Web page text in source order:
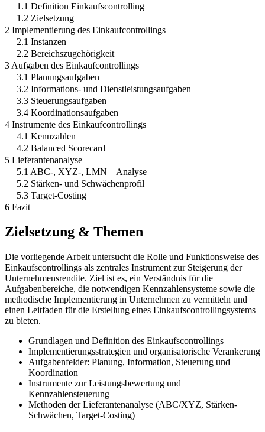
1.1 Definition Einkaufscontrolling
1.2 Zielsetzung
2 Implementierung des Einkaufcontrollings
2.1 Instanzen
2.2 Bereichszugehörigkeit
3 Aufgaben des Einkaufcontrollings
3.1 Planungsaufgaben
3.2 Informations- und Dienstleistungsaufgaben
3.3 Steuerungsaufgaben
3.4 Koordinationsaufgaben
4 Instrumente des Einkaufcontrollings
4.1 Kennzahlen
4.2 Balanced Scorecard
5 Lieferantenanalyse
5.1 ABC-, XYZ-, LMN – Analyse
5.2 Stärken- und Schwächenprofil
5.3 Target-Costing
6 Fazit
Zielsetzung & Themen
Die vorliegende Arbeit untersucht die Rolle und Funktionsweise des
Einkaufscontrollings als zentrales Instrument zur Steigerung der
Unternehmensrendite. Ziel ist es, ein Verständnis für die
Aufgabenbereiche, die notwendigen Kennzahlensysteme sowie die
methodische Implementierung in Unternehmen zu vermitteln und
einen Leitfaden für die Erstellung eines Einkaufscontrollingsystems
zu bieten.
Grundlagen und Definition des Einkaufscontrollings
Implementierungsstrategien und organisatorische Verankerung
Aufgabenfelder: Planung, Information, Steuerung und
Koordination
Instrumente zur Leistungsbewertung und
Kennzahlensteuerung
Methoden der Lieferantenanalyse (ABC/XYZ, Stärken-
Schwächen, Target-Costing)